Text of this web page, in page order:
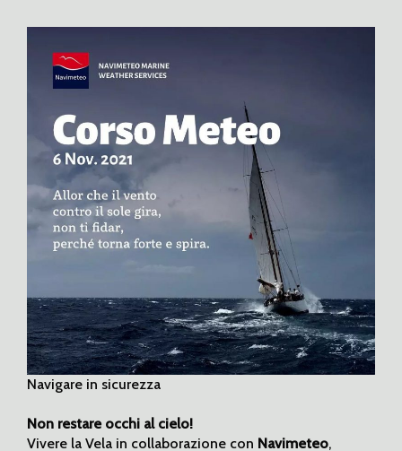
Navigare in sicurezza
Non restare occhi al cielo!
Vivere la Vela in collaborazione con Navimeteo,